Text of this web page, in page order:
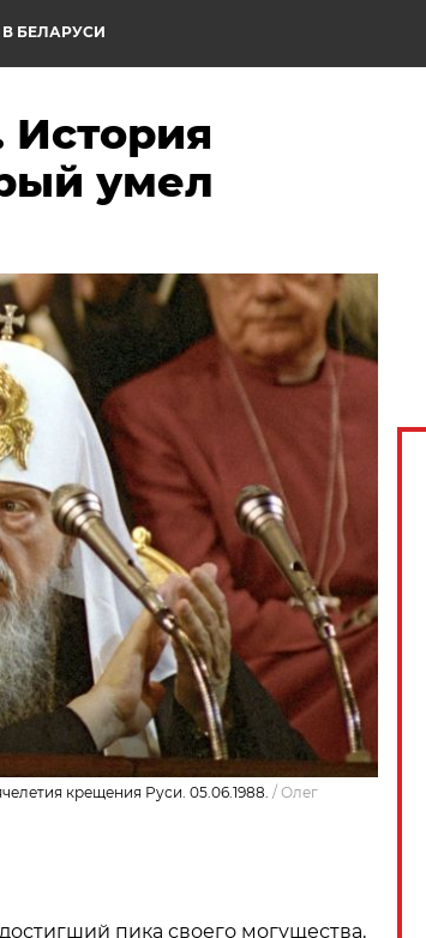
БЕЛАРУСИ
умел
крещения Руси. 05.06.1988. / Олег
пика своего могущества,